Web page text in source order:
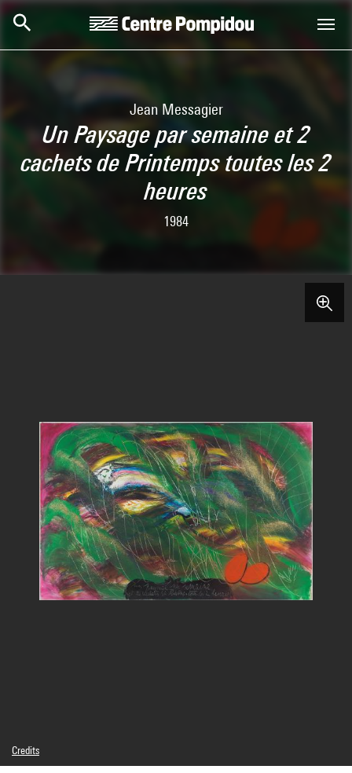
Skip to main content
Centre Pompidou
Jean Messagier
Un Paysage par semaine et 2
cachets de Printemps toutes les 2
heures
1984
Credits
© Adagp, Paris